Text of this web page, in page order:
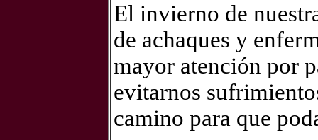
El invierno de
de achaques y
mayor atención por
evitarnos
camino para que